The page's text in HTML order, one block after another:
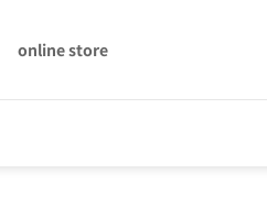
online store